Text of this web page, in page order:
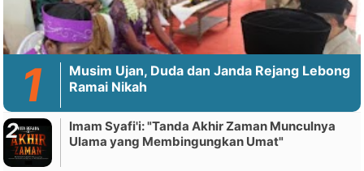
Musim Ujan, Duda dan Janda Rejang Lebong
Ramai Nikah
Imam Syafi'i: "Tanda Akhir Zaman Munculnya
Ulama yang Membingungkan Umat"